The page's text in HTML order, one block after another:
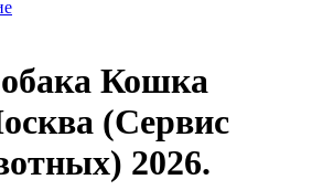
Кошка
(Сервис
2026.